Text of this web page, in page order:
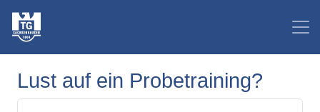
Lust auf ein Probetraining?